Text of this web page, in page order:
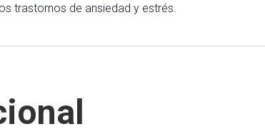
trastornos de ansiedad y estrés.